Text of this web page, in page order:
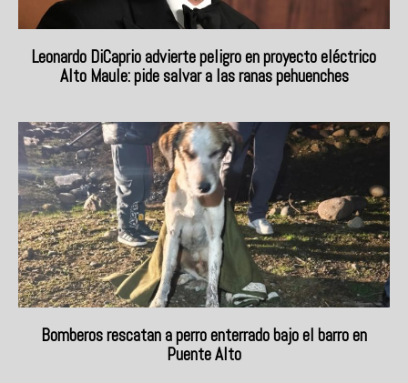
Leonardo DiCaprio advierte peligro en proyecto eléctrico
Alto Maule: pide salvar a las ranas pehuenches
Bomberos rescatan a perro enterrado bajo el barro en
Puente Alto